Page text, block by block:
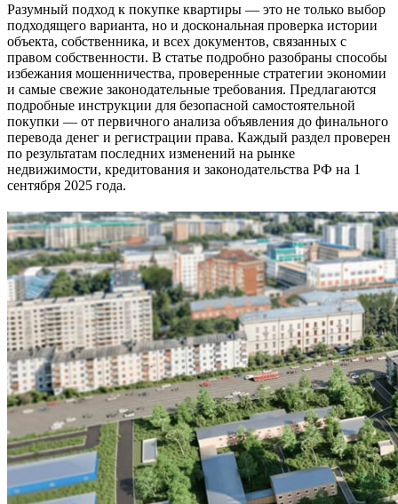
Разумный подход к покупке квартиры — это не только выбор
подходящего варианта, но и доскональная проверка истории
объекта, собственника, и всех документов, связанных с
правом собственности. В статье подробно разобраны способы
избежания мошенничества, проверенные стратегии экономии
и самые свежие законодательные требования. Предлагаются
подробные инструкции для безопасной самостоятельной
покупки — от первичного анализа объявления до финального
перевода денег и регистрации права. Каждый раздел проверен
по результатам последних изменений на рынке
недвижимости, кредитования и законодательства РФ на 1
сентября 2025 года.